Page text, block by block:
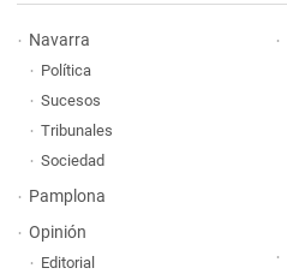
Navarra
Política
Sucesos
Tribunales
Sociedad
Pamplona
Opinión
Editorial